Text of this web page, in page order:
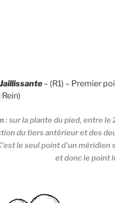
– (R1) – Premier
: sur la plante du pied, entre le
du tiers antérieur et des
le seul point d’un méridien
et donc le point